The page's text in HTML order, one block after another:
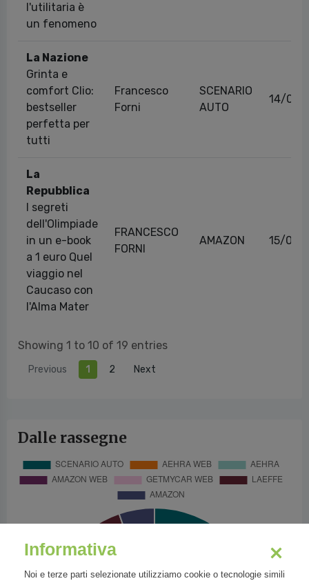
l'utilitaria è
un fenomeno
La Nazione
Grinta e
comfort Clio:
bestseller
perfetta per
tutti
Francesco
Forni
SCENARIO
AUTO
14/09/
La
Repubblica
I segreti
dell'Olimpiade
in un e-book
a 1 euro Quel
viaggio nel
Caucaso con
l'Alma Mater
FRANCESCO
FORNI
AMAZON 15/01/
Showing 1 to 10 of 19 entries
Previous 1 2 Next
Dalle rassegne
Informativa
Noi e terze parti selezionate utilizziamo cookie o tecnologie simili